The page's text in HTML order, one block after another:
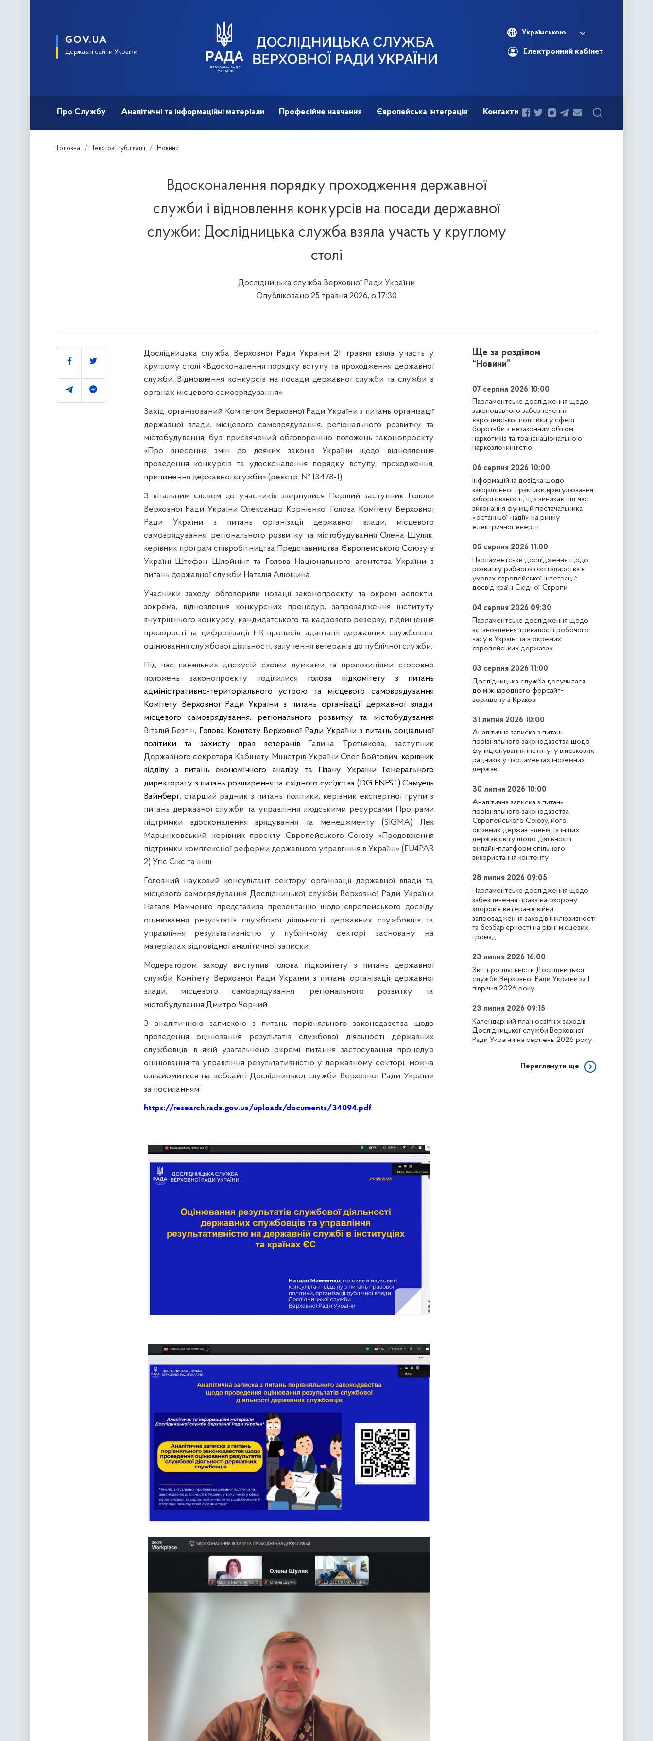
Про Службу Аналітичні та інформаційні матеріали Професійне навчання Європейська інтеграція Контакти
Українською
Електронний кабінет
GOV.UA
Державні сайти України
Головна Текстові публікації Новини
Вдосконалення порядку проходження державної
служби і відновлення конкурсів на посади державної
служби: Дослідницька служба взяла участь у круглому
столі
Дослідницька служба Верховної Ради України
Опубліковано 25 травня 2026, о 17:30
Дослідницька служба Верховної Ради України 21 травня взяла участь у
круглому столі «Вдосконалення порядку вступу та проходження державної
служби. Відновлення конкурсів на посади державної служби та служби в
органах місцевого самоврядування».
Захід, організований Комітетом Верховної Ради України з питань організації
державної влади, місцевого самоврядування, регіонального розвитку та
містобудування, був присвячений обговоренню положень законопроєкту
«Про внесення змін до деяких законів України щодо відновлення
проведення конкурсів та удосконалення порядку вступу, проходження,
припинення державної служби» (реєстр. № 13478-1).
З вітальним словом до учасників звернулися Перший заступник Голови
Верховної Ради України Олександр Корнієнко, Голова Комітету Верховної
Ради України з питань організації державної влади, місцевого
самоврядування, регіонального розвитку та містобудування Олена Шуляк,
керівник програм співробітництва Представництва Європейського Союзу в
Україні Штефан Шлойнінг та Голова Національного агентства України з
питань державної служби Наталія Алюшина.
Учасники заходу обговорили новації законопроєкту та окремі аспекти,
зокрема, відновлення конкурсних процедур, запровадження інституту
внутрішнього конкурсу, кандидатського та кадрового резерву, підвищення
прозорості та цифровізації HR-процесів, адаптації державних службовців,
оцінювання службової діяльності, залучення ветеранів до публічної служби.
Під час панельних дискусій своїми думками та пропозиціями стосовно
положень законопроєкту поділилися голова підкомітету з питань
адміністративно-територіального устрою та місцевого самоврядування
Комітету Верховної Ради України з питань організації державної влади,
місцевого самоврядування, регіонального розвитку та містобудування
Віталій Безгін, Голова Комітету Верховної Ради України з питань соціальної
політики та захисту прав ветеранів
Галина Третьякова, заступник
Державного секретаря Кабінету Міністрів України Олег Войтович, керівник
відділу з питань економічного аналізу та Плану України Генерального
директорату з питань розширення та східного сусідства (DG ENEST) Самуель
Вайнберг, старший радник з питань політики, керівник експертної групи з
питань державної служби та управління людськими ресурсами Програми
підтримки вдосконалення врядування та менеджменту (SIGMA) Лех
Марцінковський, керівник проєкту Європейського Союзу «Продовження
підтримки комплексної реформи державного управління в Україні» (EU4PAR
2) Угіс Сікс та інші.
Головний науковий консультант сектору організації державної влади та
місцевого самоврядування Дослідницької служби Верховної Ради України
Наталя Мамченко представила презентацію щодо європейського досвіду
оцінювання результатів службової діяльності державних службовців та
управління результативністю у публічному секторі, засновану на
матеріалах відповідної аналітичної записки.
Модератором заходу виступив голова підкомітету з питань державної
служби Комітету Верховної Ради України з питань організації державної
влади, місцевого самоврядування, регіонального розвитку та
містобудування Дмитро Чорний.
З аналітичною запискою з питань порівняльного законодавства щодо
проведення оцінювання результатів службової діяльності державних
службовців, в якій узагальнено окремі питання застосування процедур
оцінювання та управління результативністю у державному секторі, можна
ознайомитися на вебсайті Дослідницької служби Верховної Ради України
за посиланням:
https://research.rada.gov.ua/uploads/documents/34094.pdf
Поділитись
Ще за розділом
“Новини”
07 серпня 2026 10:00
Парламентське дослідження щодо
законодавчого забезпечення
європейської політики у сфері
боротьби з незаконним обігом
наркотиків та транснаціональною
наркозлочинністю
06 серпня 2026 10:00
Інформаційна довідка щодо
закордонної практики врегулювання
заборгованості, що виникає під час
виконання функцій постачальника
«останньої надії» на ринку
електричної енергії
05 серпня 2026 11:00
Парламентське дослідження щодо
розвитку рибного господарства в
умовах європейської інтеграції:
досвід країн Східної Європи
04 серпня 2026 09:30
Парламентське дослідження щодо
встановлення тривалості робочого
часу в Україні та в окремих
європейських державах
03 серпня 2026 11:00
Дослідницька служба долучилася
до міжнародного форсайт-
воркшопу в Кракові
31 липня 2026 10:00
Аналітична записка з питань
порівняльного законодавства щодо
функціонування інституту військових
радників у парламентах іноземних
держав
30 липня 2026 10:00
Аналітична записка з питань
порівняльного законодавства
Європейського Союзу, його
окремих держав-членів та інших
держав світу щодо діяльності
онлайн-платформ спільного
використання контенту
28 липня 2026 09:05
Парламентське дослідження щодо
забезпечення права на охорону
здоров’я ветеранів війни,
запровадження заходів інклюзивності
та безбар’єрності на рівні місцевих
громад
23 липня 2026 16:00
Звіт про діяльність Дослідницької
служби Верховної Ради України за І
півріччя 2026 року
23 липня 2026 09:15
Календарний план освітніх заходів
Дослідницької служби Верховної
Ради України на серпень 2026 року
Переглянути ще